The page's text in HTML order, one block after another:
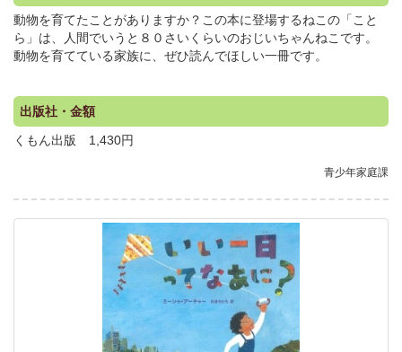
動物を育てたことがありますか？この本に登場するねこの「こと
ら」は、人間でいうと８０さいくらいのおじいちゃんねこです。
動物を育てている家族に、ぜひ読んでほしい一冊です。
出版社・金額
くもん出版 1,430円
青少年家庭課